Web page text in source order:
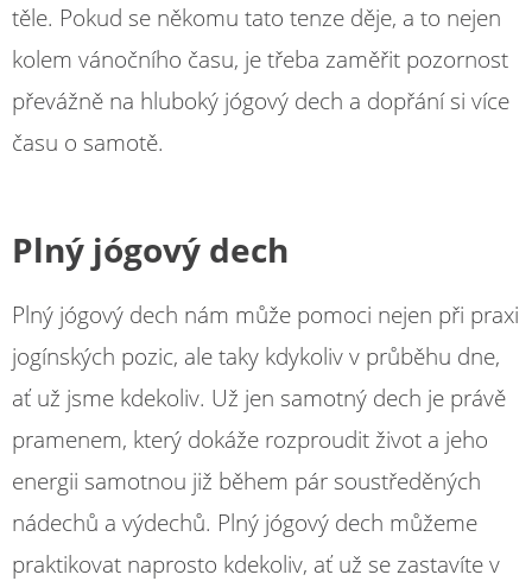
těle. Pokud se někomu tato tenze děje, a to nejen
kolem vánočního času, je třeba zaměřit pozornost
převážně na hluboký jógový dech a dopřání si více
času o samotě.
Plný jógový dech
Plný jógový dech nám může pomoci nejen při praxi
jogínských pozic, ale taky kdykoliv v průběhu dne,
ať už jsme kdekoliv. Už jen samotný dech je právě
pramenem, který dokáže rozproudit život a jeho
energii samotnou již během pár soustředěných
nádechů a výdechů. Plný jógový dech můžeme
praktikovat naprosto kdekoliv, ať už se zastavíte v